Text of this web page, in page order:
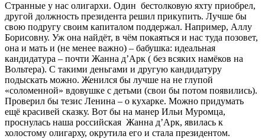
Странные у нас олигархи. Один бестолковую яхту приобрел,
другой должность президента решил прикупить. Лучше бы
свою подругу своим капиталом поддержал. Например, Аллу
Борисовну. Уж она найдёт, в чём покаяться и нас туда позовет,
она и мать и (не менее важно) – бабушка: идеальная
кандидатура – почти Жанна д’Арк ( без всяких намёков на
Вольтера). С такими деньгами и другую кандидатуру
подыскать можно. Женился бы лучше на не глупой
«соломенной» вдовушке с детьми (свои бы потом появились).
Проверил бы тезис Ленина – о кухарке. Можно придумать
ещё красивей сказку. Вот бы на манер Ильи Муромца,
проснулась наша российская Жанна д’Арк, явилась к
холостому олигарху, окрутила его и стала президентом.